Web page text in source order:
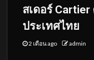
สเดอร์
ประเทศไทย
2 เดือน ago admin